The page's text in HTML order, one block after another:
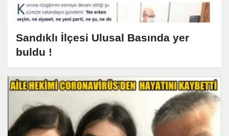
Sandıklı İlçesi Ulusal Basında yer
buldu !